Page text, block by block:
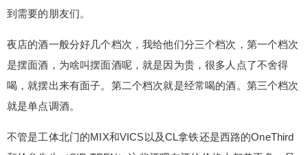
到需要的朋友们。
夜店的酒一般分好几个档次，我给他们分三个档次，第一个档次
是摆面酒，为啥叫摆面酒呢，就是因为贵，很多人点了不舍得
喝，就摆出来有面子。第二个档次就是经常喝的酒。第三个档次
就是单点调酒。
不管是工体北门的MIX和VICS以及CL拿铁还是西路的OneThird
我们去工体的夜店玩很多时候最关心的是买什么
酒，喝什么酒，点什么酒，下面我就在酒的方面给
大家做一个普及，希望可以帮到需要的朋友们。 夜
店的酒一般分好几个档次，我给他们分三个档次，
第一个档次是摆面酒，为啥叫摆面酒呢，就是因为
贵，很多人点了不舍得喝，就摆出来有面子。第二
酒。 不管是工体北门的MIX和VICS以及CL拿铁还是
扫描二维码继续阅读